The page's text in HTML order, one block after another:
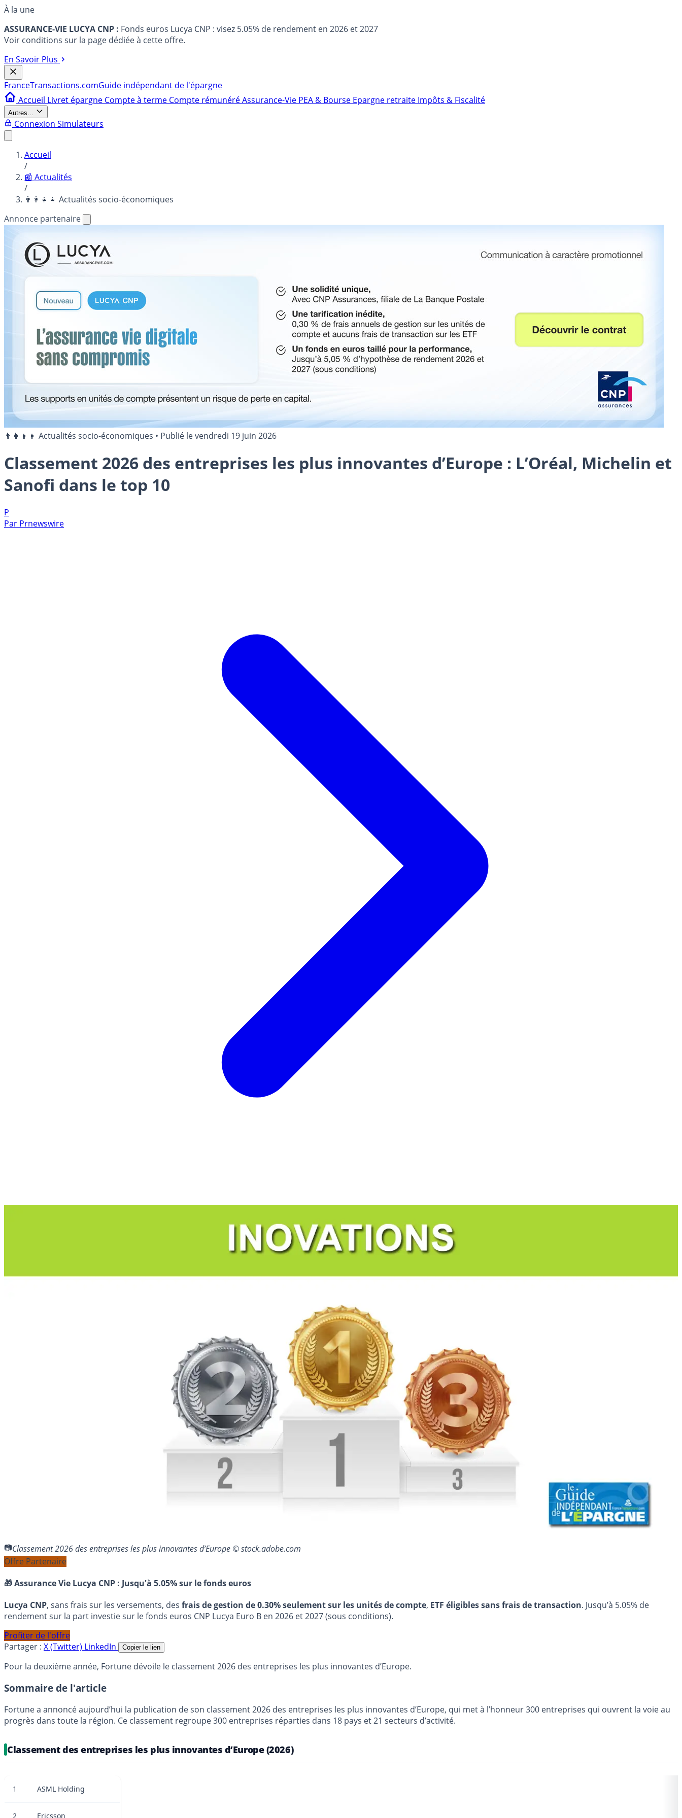
À la une
ASSURANCE-VIE LUCYA CNP : Fonds euros Lucya CNP : visez 5.05% de rendement en 2026 et 2027
Voir conditions sur la page dédiée à cette offre.
En Savoir Plus
FranceTransactions.comGuide indépendant de l'épargne
Accueil Livret épargne Compte à terme Compte rémunéréAssurance-Vie PEA & Bourse Epargne retraite Impôts & Fiscalité
Autres...
Connexion Simulateurs
Accueil
/
📰 Actualités
/
👨‍👩‍👧‍👧 Actualités socio-économiques
Annonce partenaire
👨‍👩‍👧‍👧 Actualités socio-économiques • Publié levendredi 19 juin 2026
Classement 2026 des entreprises les plus innovantes d’Europe : L’Oréal, Michelin et
Sanofi dans le top 10
P
Par Prnewswire
Classement 2026 des entreprises les plus innovantes d’Europe © stock.adobe.com
Offre Partenaire
🎁 Assurance Vie Lucya CNP : Jusqu'à 5.05% sur le fonds euros
Lucya CNP, sans frais sur les versements, des frais de gestion de 0.30% seulement sur les unités de compte, ETF éligibles sans frais de transaction. Jusqu’à 5.05% de
rendement sur la part investie sur le fonds euros CNP Lucya Euro B en 2026 et 2027 (sous conditions).
Profiter de l'offre
Partager : X (Twitter) LinkedIn Copier le lien
Pour la deuxième année, Fortune dévoile le classement 2026 des entreprises les plus innovantes d’Europe.
Sommaire de l'article
Fortune a annoncé aujourd’hui la publication de son classement 2026 des entreprises les plus innovantes d’Europe, qui met à l’honneur 300 entreprises qui ouvrent la voie au
progrès dans toute la région. Ce classement regroupe 300 entreprises réparties dans 18 pays et 21 secteurs d’activité.
Classement des entreprises les plus innovantes d’Europe (2026)
1 ASML Holding
2 Ericsson